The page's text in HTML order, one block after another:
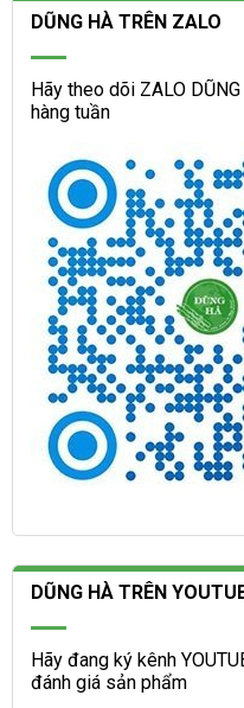
DŨNG HÀ TRÊN ZALO
Hãy theo dõi ZALO
hàng tuần
DŨNG HÀ TRÊN
Hãy đang ký kênh
đánh giá sản phẩm